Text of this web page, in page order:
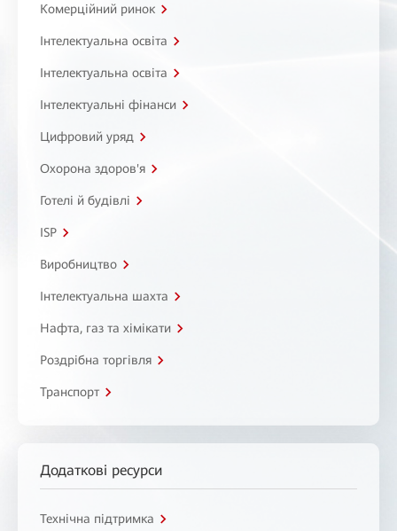
Комерційний ринок
Інтелектуальна освіта
Інтелектуальна освіта
Інтелектуальні фінанси
Цифровий уряд
Охорона здоров'я
Готелі й будівлі
ISP
Виробництво
Інтелектуальна шахта
Нафта, газ та хімікати
Роздрібна торгівля
Транспорт
Додаткові ресурси
Технічна підтримка